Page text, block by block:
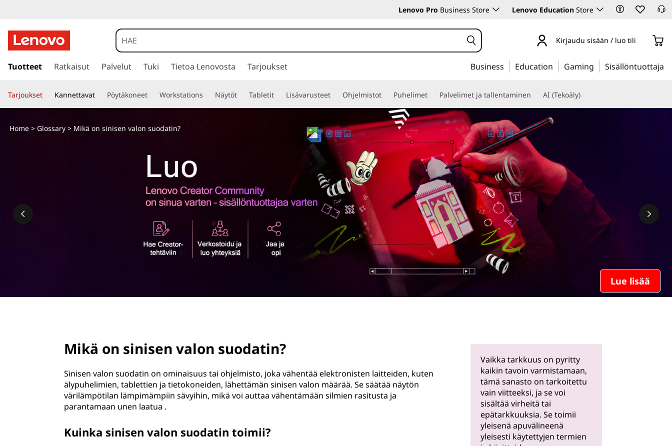
Lenovo Pro Business Store Lenovo Education Store
i
r
y
ä
Kirjaudu sisään / luo tili
Tuotteet Ratkaisut Palvelut Tuki Tietoa Lenovosta Tarjoukset Business Education Gaming Sisällöntuottaja
Tarjoukset Kannettavat Pöytäkoneet Workstations Näytöt Tabletit Lisävarusteet Ohjelmistot Puhelimet Palvelimet ja tallentaminen AI (Tekoäly)
Lue lisää
Home> Glossary> Mikä on sinisen valon suodatin?
Mikä on sinisen valon suodatin?
Sinisen valon suodatin on ominaisuus tai ohjelmisto, joka vähentää elektronisten laitteiden, kuten
älypuhelimien, tablettien ja tietokoneiden, lähettämän sinisen valon määrää. Se säätää näytön
värilämpötilan lämpimämpiin sävyihin, mikä voi auttaa vähentämään silmien rasitusta ja
parantamaan unen laatua .
Kuinka sinisen valon suodatin toimii?
Vaikka tarkkuus on pyritty
kaikin tavoin varmistamaan,
tämä sanasto on tarkoitettu
vain viitteeksi, ja se voi
sisältää virheitä tai
epätarkkuuksia. Se toimii
yleisenä apuvälineenä
yleisesti käytettyjen termien